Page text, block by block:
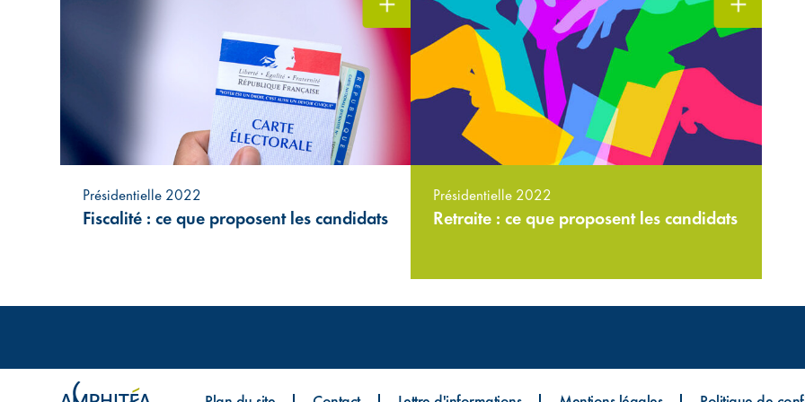
Présidentielle 2022
Fiscalité : ce que proposent les candidats
Présidentielle 2022
Retraite : ce que proposent les candidats